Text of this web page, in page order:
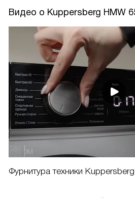
Видео о Kuppersberg HMW
Фурнитура техники Kuppersberg